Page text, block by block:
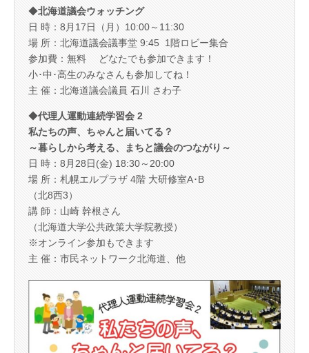
◆北海道議会ウォッチング
日 時：8月17日（月）10:00～11:30
場 所：北海道議会議事堂 9:45 1階ロビー集合
参加費：無料 どなたでも参加できます！
小･中･高生のみなさんも参加してね！
主 催：北海道議会議員 石川 さわ子
◆代理人運動連続学習会 2
私たちの声、ちゃんと届いてる？
～暮らしから考える、まちと議会のつながり～
日 時：8月28日(金) 18:30～20:00
場 所：札幌エルプラザ 4階 大研修室A･B
（北8西3）
講 師：山崎 幹根さん
（北海道大学公共政策大学院教授）
※オンライン参加もできます
主 催：市民ネットワーク北海道、他